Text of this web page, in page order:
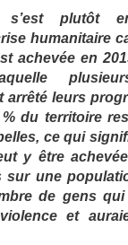
plutôt
humanitaire
achevée en
leurs
du territoire
ce qui
y être
sur une
de gens
et